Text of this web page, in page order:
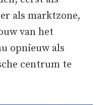
als marktzone,
van het
opnieuw als
centrum te